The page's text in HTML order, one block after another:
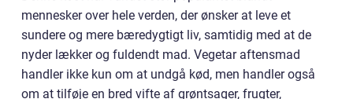
mennesker over hele verden, der ønsker at leve et
sundere og mere bæredygtigt liv, samtidig med at de
nyder lækker og fuldendt mad. Vegetar aftensmad
handler ikke kun om at undgå kød, men handler også
om at tilføje en bred vifte af grøntsager, frugter,